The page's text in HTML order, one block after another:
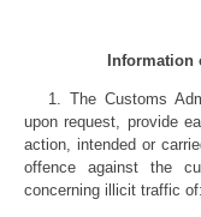
1. The Customs
upon request, provide
action, intended or
offence against the
concerning illicit traffic of: